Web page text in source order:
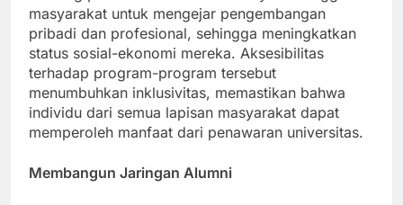
Peluang pendidikan ini memberdayakan anggota
masyarakat untuk mengejar pengembangan
pribadi dan profesional, sehingga meningkatkan
status sosial-ekonomi mereka. Aksesibilitas
terhadap program-program tersebut
menumbuhkan inklusivitas, memastikan bahwa
individu dari semua lapisan masyarakat dapat